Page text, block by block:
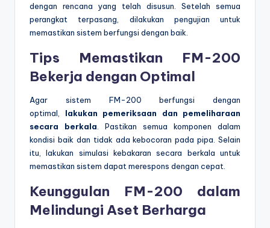
dengan rencana yang telah disusun. Setelah semua
perangkat terpasang, dilakukan pengujian untuk
memastikan sistem berfungsi dengan baik.
Tips Memastikan FM-200
Bekerja dengan Optimal
Agar sistem FM-200 berfungsi dengan
optimal, lakukan pemeriksaan dan pemeliharaan
secara berkala . Pastikan semua komponen dalam
kondisi baik dan tidak ada kebocoran pada pipa. Selain
itu, lakukan simulasi kebakaran secara berkala untuk
memastikan sistem dapat merespons dengan cepat.
Keunggulan FM-200 dalam
Melindungi Aset Berharga